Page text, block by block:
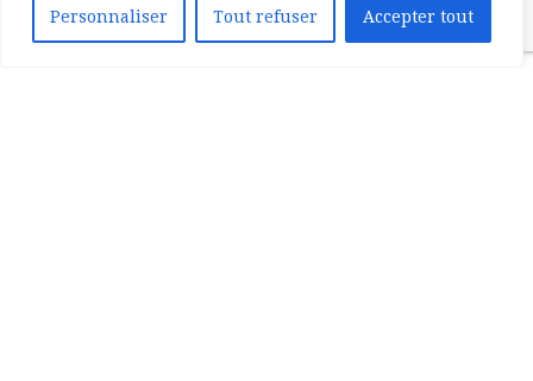
Personnaliser Tout refuser Accepter tout
détaillée.